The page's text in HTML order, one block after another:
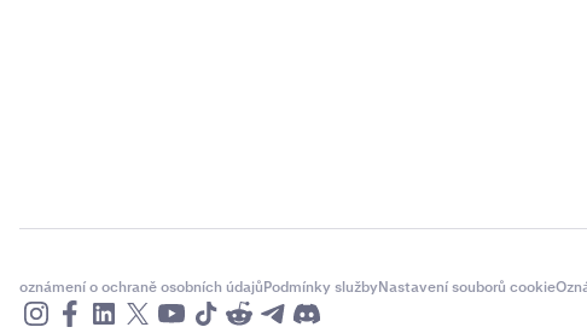
oznámení o ochraně osobních údajůPodmínky službyNastavení souborů cookie